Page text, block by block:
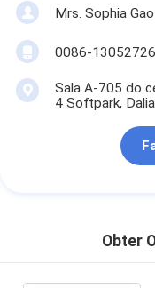
Mrs. Sophia Gao
0086-
Sala A-705 do
4 Softpark,
Obter